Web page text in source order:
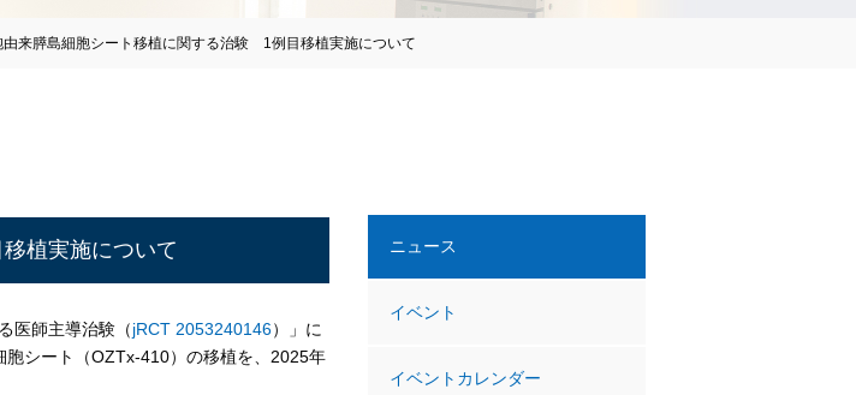
膵島細胞シート移植に関する治験 1例目移植実施について
植実施について
医師主導治験（jRCT 2053240146）」に
シート（OZTx-410）の移植を、2025年
ニュース
イベント
イベントカレンダー